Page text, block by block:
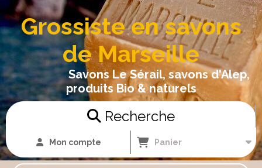
Grossiste en savons
de Marseille
Savons Le Sérail, savons d'Alep,
produits Bio & naturels
Recherche
Mon compte Panier